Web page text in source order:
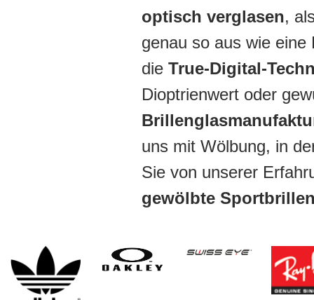
optisch verglasen,
genau so aus wie
die True-Digital-
Dioptrienwert oder
uns mit Wölbung, in
Sie von unserer
gewölbte